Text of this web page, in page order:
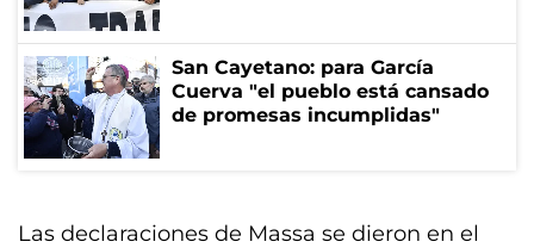
San Cayetano: para García
Cuerva "el pueblo está cansado
de promesas incumplidas"
Las declaraciones de Massa se dieron en el